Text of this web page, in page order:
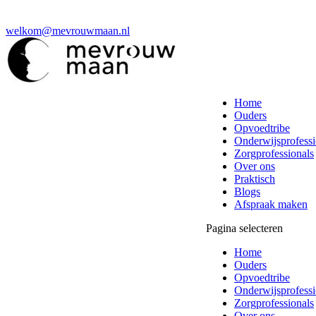
welkom@mevrouwmaan.nl
Home
Ouders
Opvoedtribe
Zorgprofessionals
Over ons
Praktisch
Blogs
Afspraak maken
Pagina selecteren
Home
Ouders
Opvoedtribe
Zorgprofessionals